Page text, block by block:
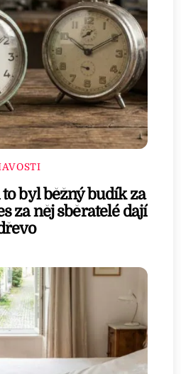
byl běžný budík za
za něj sběratelé dají